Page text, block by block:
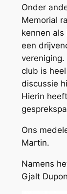
Onder
Memorial
kennen
een
club is
discussie
Hierin
Ons
Martin.
Namens
Gjalt